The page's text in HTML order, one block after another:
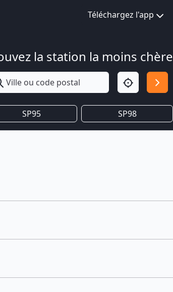
Téléchargez l'app
la station la moins chère
SP95 SP98